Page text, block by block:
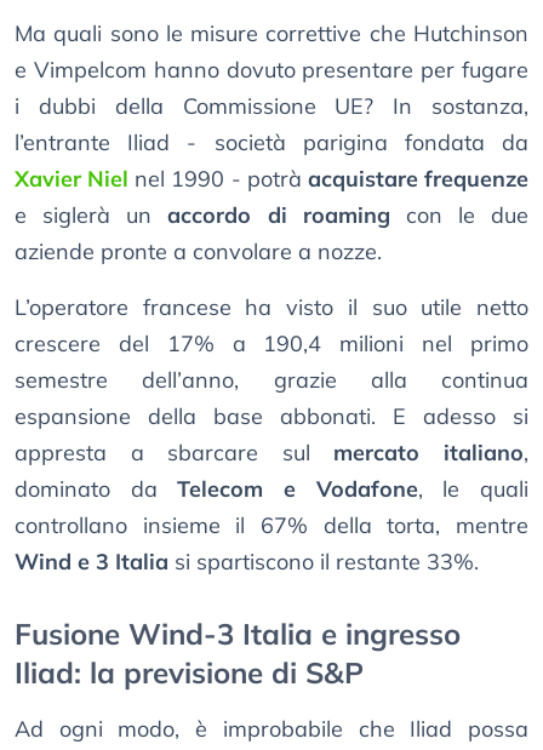
Ma quali sono le misure correttive che Hutchinson
e Vimpelcom hanno dovuto presentare per fugare
i dubbi della Commissione UE? In sostanza,
l’entrante Iliad - società parigina fondata da
Xavier Niel nel 1990 - potrà acquistare frequenze
e siglerà unaccordo di roaming con le due
aziende pronte a convolare a nozze.
L’operatore francese ha visto il suo utile netto
crescere del 17% a 190,4 milioni nel primo
semestre dell’anno, grazie alla continua
espansione della base abbonati. E adesso si
appresta a sbarcare sul mercato italiano,
dominato daTelecom e Vodafone, le quali
controllano insieme il 67% della torta, mentre
Wind e 3 Italia si spartiscono il restante 33%.
Fusione Wind-3 Italia e ingresso
Iliad: la previsione di S&P
Ad ogni modo, è improbabile che Iliad possa